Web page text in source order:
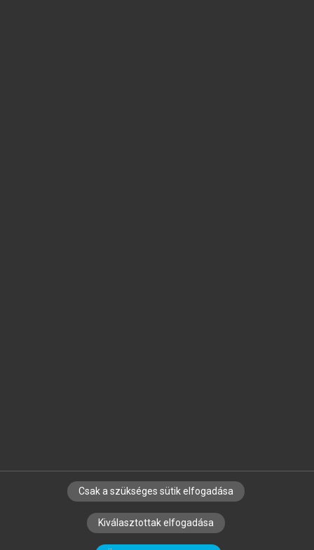
SZERZŐKNEK CÉGEKNEK KÖNYVTÁROSOKNAK
SZERKESZTÉSI ÉS LEKTORÁLÁSI ALAPELVEK
Csak a szükséges sütik elfogadása
Kiválasztottak elfogadása